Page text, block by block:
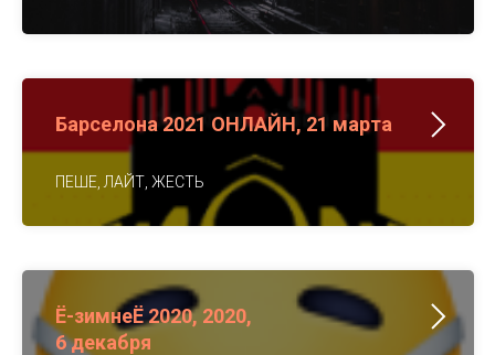
Барселона 2021 ОНЛАЙН, 21 марта
ПЕШЕ, ЛАЙТ, ЖЕСТЬ
Ё-зимнеЁ 2020, 2020,
6 декабря